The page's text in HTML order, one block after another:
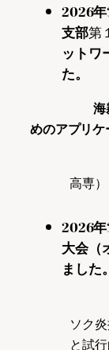
2026
支部第
ットワ
た。
海
めのアプリ
高専）
2026
大会（
ました。
ソク
と試